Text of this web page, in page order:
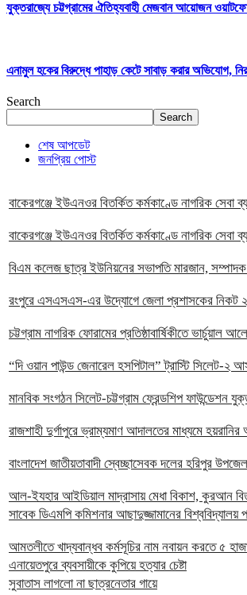
যুক্তরাজ্যে চট্টগ্রামের ঐতিহ্যবাহী মেজবান আয়োজন
এনামুল হকের বিরুদ্ধে পাহাড় কেটে সাবাড় করার অভিযোগ,
Search
Search
শেষ আপডেট
জনপ্রিয় পোস্ট
বাকেরগঞ্জে ইউএনওর বিতর্কিত কর্মকাণ্ডে নাগরিক সেবা
বাকেরগঞ্জে ইউএনওর বিতর্কিত কর্মকাণ্ডে নাগরিক সেবা
বিএম কলেজ ছাত্র ইউনিয়নের সভাপতি মারজান,
রংপুরে এসএসএস-এর উদ্যোগে জেলা প্রশাসকের নিকট
চট্টগ্রাম নাগরিক ফোরামের প্রতিষ্ঠাবার্ষিকীতে ভার্চুয়াল
“দি ওয়ান পাউন্ড জেনারেল হসপিটাল” ট্রাস্টি সিলেট-২
মানবিক সংগঠন সিলেট-চট্টগ্রাম ফ্রেন্ডশিপ ফাউন্ডেশন
রাজশাহী দুর্গাপুরে ভ্রাম্যমাণ আদালতের মাধ্যমে
বাংলাদেশ জাতীয়তাবাদী স্বেচ্ছাসেবক দলের হরিপুর
আল-ইযহার আইডিয়াল মাদ্রাসায় মেধা বিকাশ, কুরআন
সাবেক ডিএমপি কমিশনার আছাদুজ্জামানের
আমতলীতে খাদ্যবান্ধব কর্মসূচির নাম নবায়ন করতে ৫
এনায়েতপুরে ব্যবসায়ীকে কুপিয়ে হত্যার চেষ্টা
সুবাতাস লাগলো না ছাত্রনেতার গায়ে